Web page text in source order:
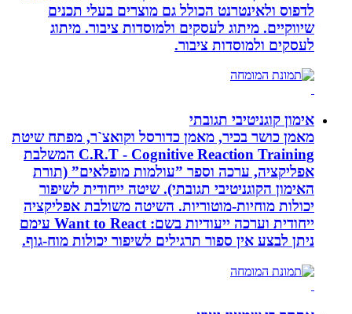
לדפוס ולאינטרנט הכולל גם מוצרים בעלי תכנים
שיווקיים. מיתוג לעסקים ולמוסדות ציבור. מיתוג
לעסקים ולמוסדות ציבור.
אימון קוגניטיבי תגובתי
מאמן כושר בכיר, מאמן כדורסל וקואצ`ר, מפתח שיטת
C.R.T - Cognitive Reaction Training המשלבת
אפליקציה, ערכה וספר ”עולמות מופלאים” (תורת
האימון הקוגניטיבי תגובתי). שיטה ייחודית לשיפור
יכולות מוחיות-מוטוריות. השיטה משולבת אפליקציה
ייחודית וערכה ייעודיות בשם: Want to React עימם
ניתן לבצע אין ספור תרגילים לשיפור יכולות מוח-גוף.